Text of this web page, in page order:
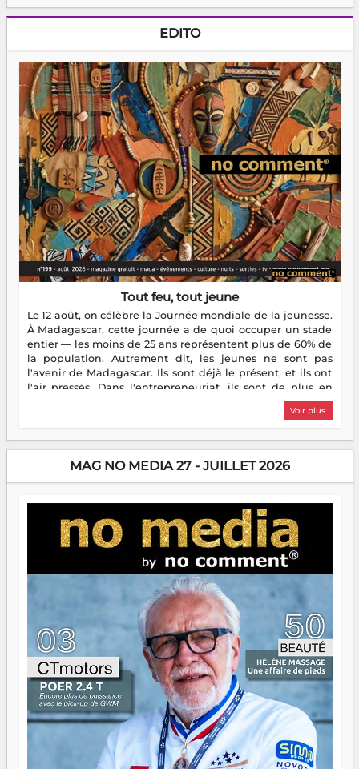
EDITO
Tout feu, tout jeune
Le 12 août, on célèbre la Journée mondiale de la jeunesse.
À Madagascar, cette journée a de quoi occuper un stade
entier — les moins de 25 ans représentent plus de 60% de
la population. Autrement dit, les jeunes ne sont pas
l'avenir de Madagascar. Ils sont déjà le présent, et ils ont
l'air pressés. Dans l'entrepreneuriat, ils sont de plus en
plus nombreux à se lancer, à créer, à risquer — souvent
sans filet, souvent sans aide, mais toujours avec cette
encore meilleures. Aina Rasamoelina vient de décrocher le
Prix RFI Instrumental Afrique. Miangaly Elia rafle le Prix
jeunes qui tiennent la torche. Alors oui, on pourrait
s'arrêter là, applaudir et rentrer chez soi satisfait. Mais ce
serait passer à côté d'une chose essentielle. La fougue, ça
brûle fort — et parfois, ça brûle vite. Une flamme sans
direction peut éclairer autant qu'elle peut consumer. C'est
là que les aînés entrent en scène — pas pour reprendre le
gouvernail, mais pour montrer où sont les récifs. Les jeunes
ont la force, les vieux ont l'expérience, comme on dit. Ce
n'est pas un combat de générations — c'est une question
d'équipage. Partagez vos réussites, mais aussi vos échecs.
Surtout vos échecs, d'ailleurs — ils enseignent mieux que
n'importe quel manuel. À Madagascar, la barque avance.
Il faut juste s'assurer que tout le monde rame dans le
même sens.
Voir plus
MAG NO MEDIA 27 - JUILLET 2026